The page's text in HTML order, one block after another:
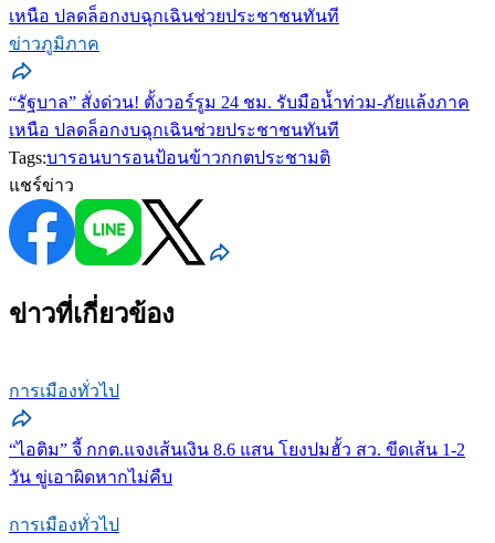
เหนือ ปลดล็อกงบฉุกเฉินช่วยประชาชนทันที
ข่าวภูมิภาค
“รัฐบาล” สั่งด่วน! ตั้งวอร์รูม 24 ชม. รับมือน้ำท่วม-ภัยแล้งภาค
เหนือ ปลดล็อกงบฉุกเฉินช่วยประชาชนทันที
Tags:บารอนบารอนป้อนข้าวกกตประชามติ
แชร์ข่าว
ข่าวที่เกี่ยวข้อง
การเมืองทั่วไป
“ไอติม” จี้ กกต.แจงเส้นเงิน 8.6 แสน โยงปมฮั้ว สว. ขีดเส้น 1-2
วัน ขู่เอาผิดหากไม่คืบ
การเมืองทั่วไป